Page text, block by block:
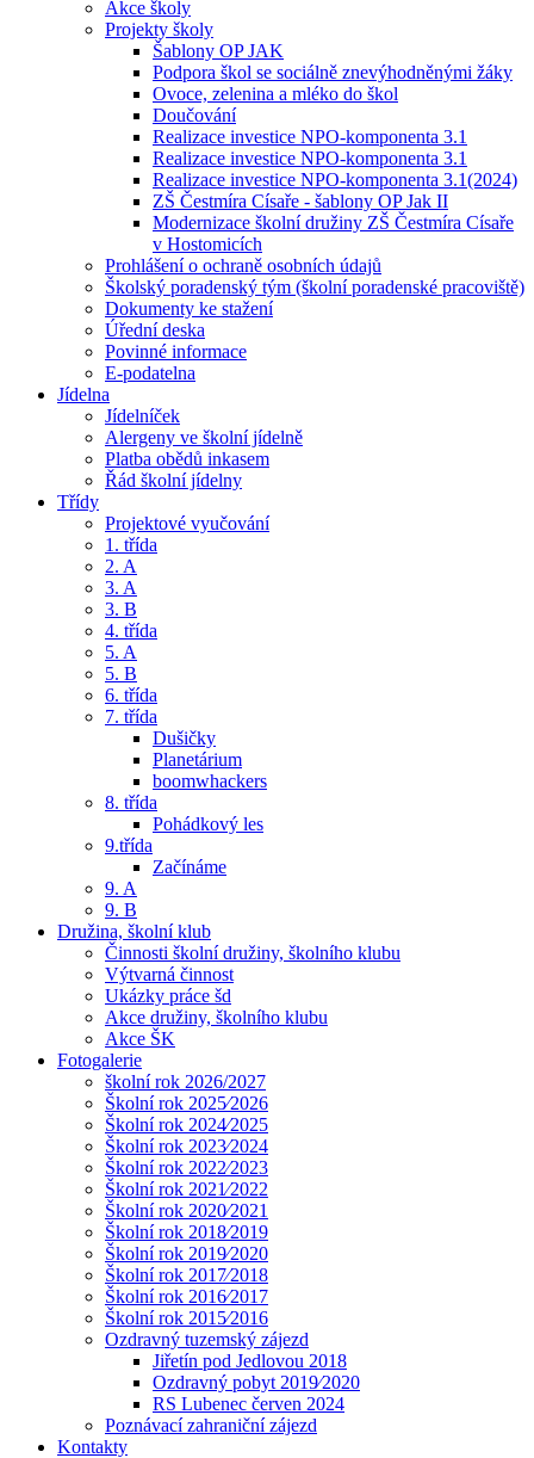
Akce školy
Projekty školy
Šablony OP JAK
Podpora škol se sociálně znevýhodněnými žáky
Ovoce, zelenina a mléko do škol
Doučování
Realizace investice NPO-komponenta 3.1
Realizace investice NPO-komponenta 3.1
Realizace investice NPO-komponenta 3.1(2024)
ZŠ Čestmíra Císaře - šablony OP Jak II
Modernizace školní družiny ZŠ Čestmíra Císaře
v Hostomicích
Prohlášení o ochraně osobních údajů
Školský poradenský tým (školní poradenské pracoviště)
Dokumenty ke stažení
Úřední deska
Povinné informace
E-podatelna
Jídelna
Jídelníček
Alergeny ve školní jídelně
Platba obědů inkasem
Řád školní jídelny
Třídy
Projektové vyučování
1. třída
2. A
3. A
3. B
4. třída
5. A
5. B
6. třída
7. třída
Dušičky
Planetárium
boomwhackers
8. třída
Pohádkový les
9.třída
Začínáme
9. A
9. B
Družina, školní klub
Činnosti školní družiny, školního klubu
Výtvarná činnost
Ukázky práce šd
Akce družiny, školního klubu
Akce ŠK
Fotogalerie
školní rok 2026/2027
Školní rok 2025⁄2026
Školní rok 2024⁄2025
Školní rok 2023⁄2024
Školní rok 2022⁄2023
Školní rok 2021⁄2022
Školní rok 2020⁄2021
Školní rok 2018⁄2019
Školní rok 2019⁄2020
Školní rok 2017⁄2018
Školní rok 2016⁄2017
Školní rok 2015⁄2016
Ozdravný tuzemský zájezd
Jiřetín pod Jedlovou 2018
Ozdravný pobyt 2019⁄2020
RS Lubenec červen 2024
Poznávací zahraniční zájezd
Kontakty